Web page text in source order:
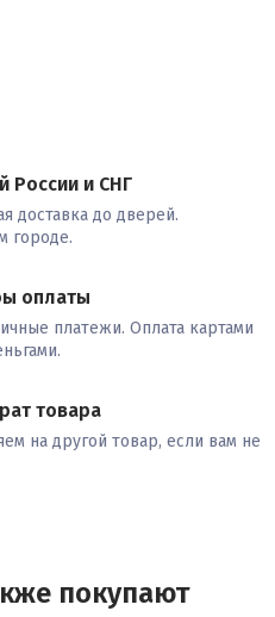
России и СНГ
доставка до дверей.
городе.
оплаты
платежи. Оплата картами
товара
на другой товар, если вам не
покупают